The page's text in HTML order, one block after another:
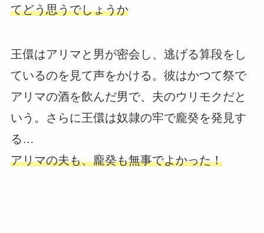
てどう思うでしょうか
王儇はアリマと男が密会し、逃げる算段をし
ているのを見て声をかける。彼はかつて祭で
アリマの酒を飲んだ男で、夫のウリモクだと
いう。さらに王儇は奴隷の牢で龐癸を発見す
る…
アリマの夫も、龐癸も無事でよかった！